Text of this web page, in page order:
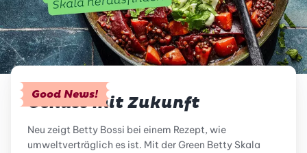
Good News!
Genuss mit Zukunft
Neu zeigt Betty Bossi bei einem Rezept, wie
umweltverträglich es ist. Mit der Green Betty Skala